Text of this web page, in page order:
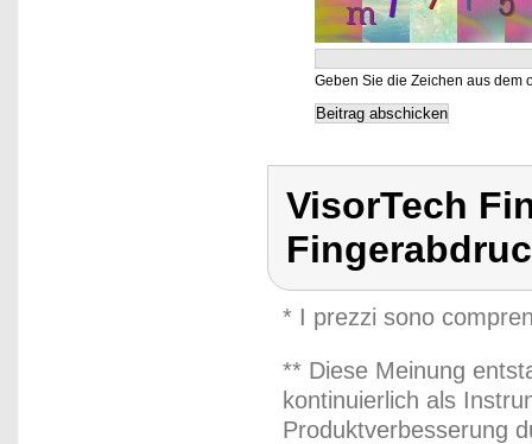
Geben Sie die Zeichen aus dem
VisorTech
* I prezzi sono
** Diese Meinung
kontinuierlich als
Produktverbesserung